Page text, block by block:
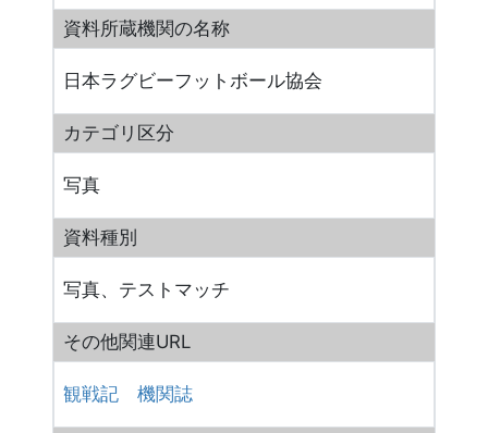
資料所蔵機関の名称
日本ラグビーフットボール協会
カテゴリ区分
写真
資料種別
写真、テストマッチ
その他関連URL
観戦記 機関誌